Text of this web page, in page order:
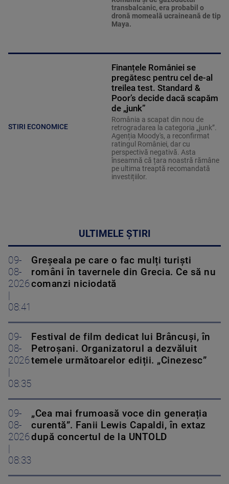
transbalcanic, era probabil o
dronă momeală ucraineană de tip
Maya.
STIRI ECONOMICE
Finanțele României se
pregătesc pentru cel de-al
treilea test. Standard &
Poor’s decide dacă scapăm
de „junk”
România a scapat din nou de
retrogradarea la categoria „junk”.
Agenția Moody's, a reconfirmat
ratingul României, dar cu
perspectivă negativă. Asta
înseamnă că țara noastră rămâne
pe ultima treaptă recomandată
investițiilor.
ULTIMELE ȘTIRI
09-
08-
2026
08:41
Greșeala pe care o fac mulți turiști
români în tavernele din Grecia. Ce să nu
comanzi niciodată
09-
08-
2026
08:35
Festival de film dedicat lui Brâncuși, în
Petroșani. Organizatorul a dezvăluit
temele următoarelor ediții. „Cinezesc”
09-
08-
2026
08:33
„Cea mai frumoasă voce din generația
curentă”. Fanii Lewis Capaldi, în extaz
după concertul de la UNTOLD